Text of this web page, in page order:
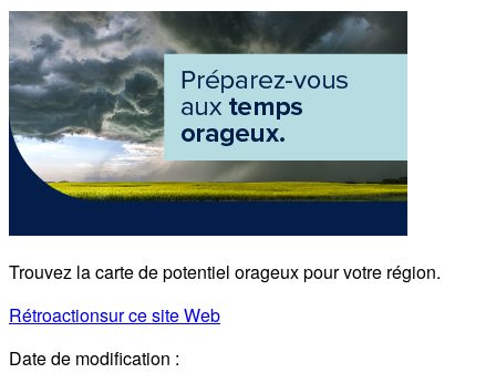
Trouvez la carte de potentiel orageux pour votre région.
Rétroactionsur ce site Web
Date de modification :